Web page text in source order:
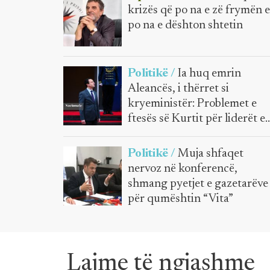
krizës që po na e zë frymën e
po na e dështon shtetin
Politikë /Ia huq emrin
Aleancës, i thërret si
kryeministër: Problemet e
ftesës së Kurtit për liderët e
opozitës
Politikë /Muja shfaqet
nervoz në konferencë,
shmang pyetjet e gazetarëve
për qumështin “Vita”
Lajme të ngjashme